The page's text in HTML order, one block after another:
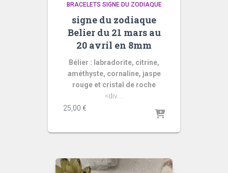
BRACELETS SIGNE DU ZODIAQUE
signe du zodiaque
Belier du 21 mars au
20 avril en 8mm
Bélier : labradorite, citrine,
améthyste, cornaline, jaspe
rouge et cristal de roche
<div ...
25,00 €